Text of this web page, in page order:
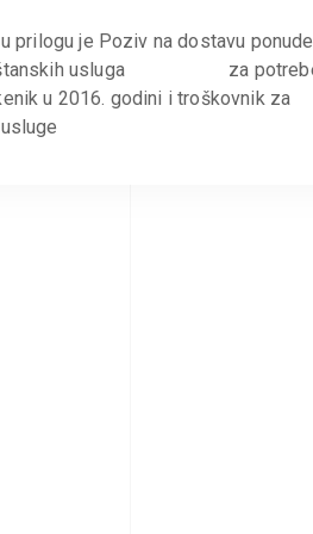
prilogu je Poziv na dostavu
usluga za
u 2016. godini i troškovnik za